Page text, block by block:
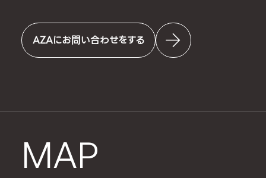
AZAにお問い合わせをする
MAP